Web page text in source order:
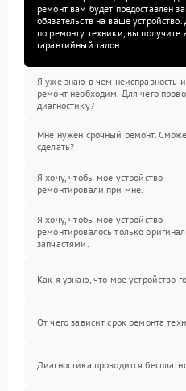
ремонт вам будет предоставлен
обязательств на ваше
по ремонту техники, вы получите
гарантийный талон.
Я уже знаю в чем неисправность
ремонт необходим. Для чего
диагностику?
Мне нужен срочный ремонт.
сделать?
Я хочу, чтобы мое устройство
ремонтировали при мне.
Я хочу, чтобы мое устройство
ремонтировалось только
запчастями.
Как я узнаю, что мое устройство
От чего зависит срок ремонта
Диагностика проводится